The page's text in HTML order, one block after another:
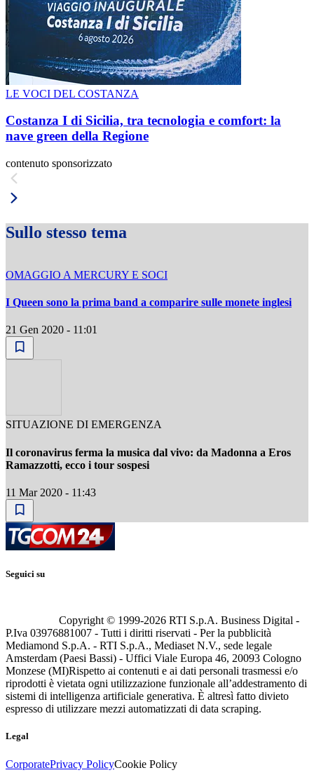
LE VOCI DEL COSTANZA
Costanza I di Sicilia, tra tecnologia e comfort: la
nave green della Regione
contenuto sponsorizzato
Sullo stesso tema
OMAGGIO A MERCURY E SOCI
I Queen sono la prima band a comparire sulle monete inglesi
21 Gen 2020 - 11:01
SITUAZIONE DI EMERGENZA
Il coronavirus ferma la musica dal vivo: da Madonna a Eros
Ramazzotti, ecco i tour sospesi
11 Mar 2020 - 11:43
Seguici su
Copyright © 1999-2026 RTI S.p.A. Business Digital -
P.Iva 03976881007 - Tutti i diritti riservati - Per la pubblicità
Mediamond S.p.A. - RTI S.p.A., Mediaset N.V., sede legale
Amsterdam (Paesi Bassi) - Uffici Viale Europa 46, 20093 Cologno
Monzese (MI)Rispetto ai contenuti e ai dati personali trasmessi e/o
riprodotti è vietata ogni utilizzazione funzionale all’addestramento di
sistemi di intelligenza artificiale generativa. È altresì fatto divieto
espresso di utilizzare mezzi automatizzati di data scraping.
Legal
CorporatePrivacy PolicyCookie Policy